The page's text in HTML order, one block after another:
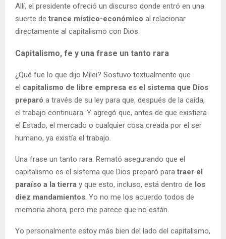
Allí, el presidente ofreció un discurso donde entró en una
suerte de trance místico-económico al relacionar
directamente al capitalismo con Dios.
Capitalismo, fe y una frase un tanto rara
¿Qué fue lo que dijo Milei? Sostuvo textualmente que
el capitalismo de libre empresa es el sistema que Dios
preparó a través de su ley para que, después de la caída,
el trabajo continuara. Y agregó que, antes de que existiera
el Estado, el mercado o cualquier cosa creada por el ser
humano, ya existía el trabajo.
Una frase un tanto rara. Remató asegurando que el
capitalismo es el sistema que Dios preparó para traer el
paraíso a la tierra y que esto, incluso, está dentro de los
diez mandamientos. Yo no me los acuerdo todos de
memoria ahora, pero me parece que no están.
Yo personalmente estoy más bien del lado del capitalismo,